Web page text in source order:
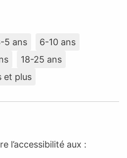
5 ans
6-10 ans
18-25 ans
et plus
l’accessibilité aux :